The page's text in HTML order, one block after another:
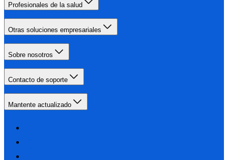
Profesionales de la salud
Otras soluciones empresariales
Sobre nosotros
Contacto de soporte
Mantente actualizado